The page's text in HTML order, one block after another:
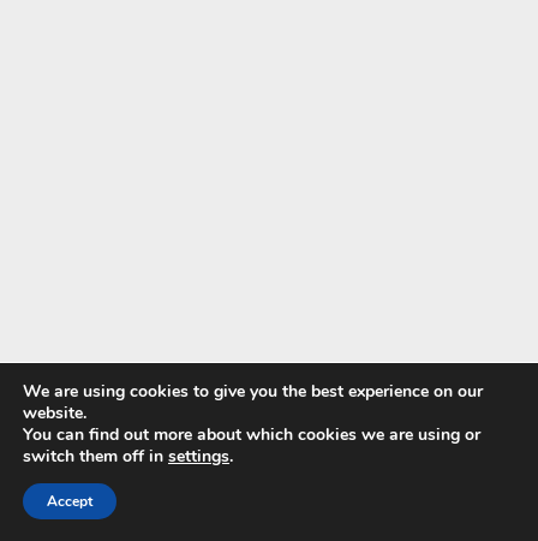
Ovplyvňuje vek schopnosť tvoriť vitamín D?
Áno, s vekom sa kapacita pokožky tvoriť vitamín D výrazne
znižuje. 70-ročný človek vytvorí len približne 25% množstva
We are using cookies to give you the best experience on our
website.
You can find out more about which cookies we are using or
switch them off in settings.
Accept